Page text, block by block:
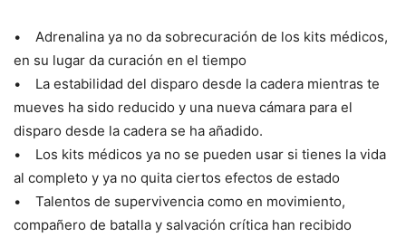
• Adrenalina ya no da sobrecuración de los kits médicos,
en su lugar da curación en el tiempo
• La estabilidad del disparo desde la cadera mientras te
mueves ha sido reducido y una nueva cámara para el
disparo desde la cadera se ha añadido.
• Los kits médicos ya no se pueden usar si tienes la vida
al completo y ya no quita ciertos efectos de estado
• Talentos de supervivencia como en movimiento,
compañero de batalla y salvación crítica han recibido